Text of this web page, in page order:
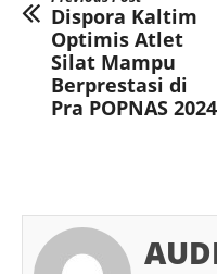
Dispora Kaltim
Optimis Atlet
Silat Mampu
Berprestasi di
Pra POPNAS 2024